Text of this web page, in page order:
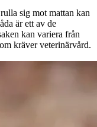
sig mot mattan kan
är ett av de
kan variera från
kräver veterinärvård.